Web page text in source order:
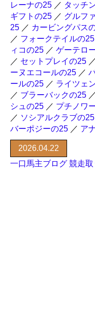
レーナの25 ／ タッチ
ギフトの25 ／ グルフ
25 ／ カービングパス
／ フォークテイルの25
ィコの25 ／ ゲーテロ
／ セットプレイの25 ／
ーヌエコールの25 ／
ールの25 ／ ライツェ
／ ブラーバックの25 ／
シュの25 ／ プチノワ
／ ソシアルクラブの25
バーポジーの25 ／ ア
2026.04.22
一口馬主ブログ 競走